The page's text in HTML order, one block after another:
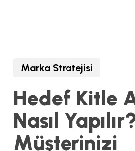
Marka Stratejisi
Hedef Kitle
Nasıl Yapılır?
Müşterinizi